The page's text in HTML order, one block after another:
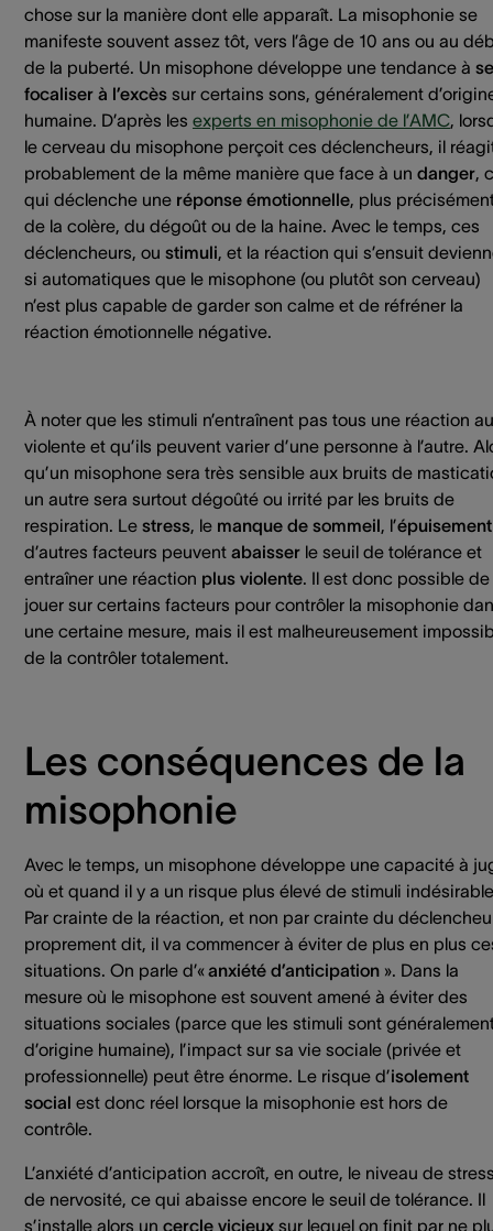
chose sur la manière dont elle apparaît. La misophonie se
manifeste souvent assez tôt, vers l’âge de 10 ans ou au
de la puberté. Un misophone développe une tendance à se
focaliser à l’excès sur certains sons, généralement
humaine. D’après les experts en misophonie de l’AMC,
le cerveau du misophone perçoit ces déclencheurs, il
probablement de la même manière que face à un danger,
qui déclenche une réponse émotionnelle, plus
de la colère, du dégoût ou de la haine. Avec le temps, ces
déclencheurs, ou stimuli, et la réaction qui s’ensuit
si automatiques que le misophone (ou plutôt son cerveau)
n’est plus capable de garder son calme et de réfréner la
réaction émotionnelle négative.
À noter que les stimuli n’entraînent pas tous une réaction
violente et qu’ils peuvent varier d’une personne à l’autre.
qu’un misophone sera très sensible aux bruits de
un autre sera surtout dégoûté ou irrité par les bruits de
respiration. Le stress, le manque de sommeil, l’
d’autres facteurs peuvent abaisser le seuil de tolérance et
entraîner une réaction plus violente. Il est donc possible de
jouer sur certains facteurs pour contrôler la misophonie
une certaine mesure, mais il est malheureusement
de la contrôler totalement.
Les conséquences de la
misophonie
Avec le temps, un misophone développe une capacité à
où et quand il y a un risque plus élevé de stimuli
Par crainte de la réaction, et non par crainte du
proprement dit, il va commencer à éviter de plus en plus
situations. On parle d’«anxiété d’anticipation ». Dans la
mesure où le misophone est souvent amené à éviter des
situations sociales (parce que les stimuli sont
d’origine humaine), l’impact sur sa vie sociale (privée et
professionnelle) peut être énorme. Le risque d’isolement
social est donc réel lorsque la misophonie est hors de
contrôle.
L’anxiété d’anticipation accroît, en outre, le niveau de
de nervosité, ce qui abaisse encore le seuil de tolérance. Il
s’installe alors un cercle vicieux sur lequel on finit par ne